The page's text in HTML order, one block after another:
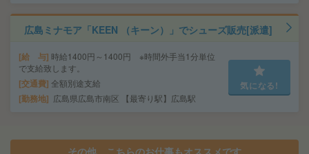
広島ミナモア「KEEN （キーン）」でシューズ販売[派遣]
給 与 時給1400円～1400円 ※時間外手当1分単位
で支給致します。
交通費 全額別途支給
勤務地 広島県広島市南区 【最寄り駅】広島駅
気になる!